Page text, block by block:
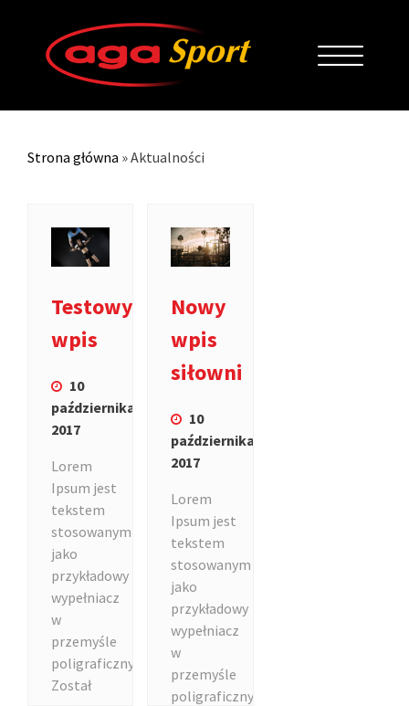
Strona główna »Aktualności
Testowy
wpis
10
października
2017
Lorem
Ipsum jest
tekstem
stosowanym
jako
przykładowy
wypełniacz
w
przemyśle
poligraficznym.
Został
Nowy
wpis
siłowni
10
października
2017
Lorem
Ipsum jest
tekstem
stosowanym
jako
przykładowy
wypełniacz
w
przemyśle
poligraficznym.